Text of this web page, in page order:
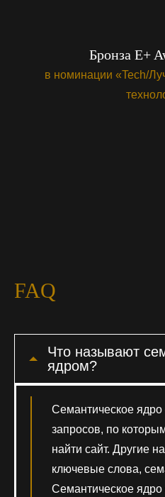
Бронза E+
в номинации «Tech/
FAQ
Что называют
ядром?
Семантическое
запросов, по
найти сайт. Другие
ключевые слова,
Семантическое ядро